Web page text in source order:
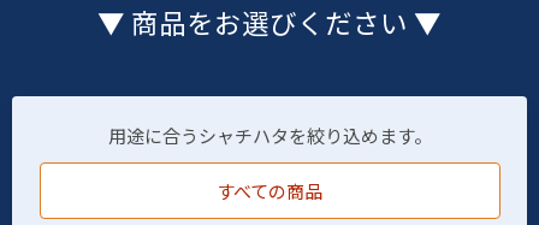
▼ 商品をお選びください ▼
用途に合うシャチハタを絞り込めます。
すべての商品